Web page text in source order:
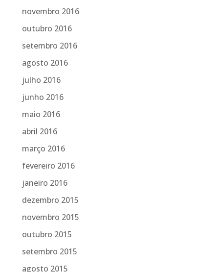
novembro 2016
outubro 2016
setembro 2016
agosto 2016
julho 2016
junho 2016
maio 2016
abril 2016
março 2016
fevereiro 2016
janeiro 2016
dezembro 2015
novembro 2015
outubro 2015
setembro 2015
agosto 2015